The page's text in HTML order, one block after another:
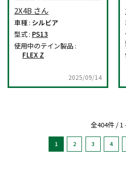
2X4B さん
車種 : シルビア
型式 : PS13
使用中のテイン製品 :
FLEX Z
2025/09/14
全404件 / 1
1 2 3 4